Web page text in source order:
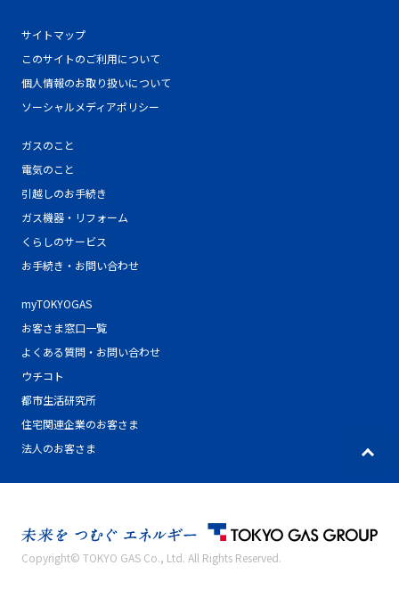
サイトマップ
このサイトのご利用について
個人情報のお取り扱いについて
ソーシャルメディアポリシー
ガスのこと
電気のこと
引越しのお手続き
ガス機器・リフォーム
くらしのサービス
お手続き・お問い合わせ
myTOKYOGAS
お客さま窓口一覧
よくある質問・お問い合わせ
ウチコト
都市生活研究所
住宅関連企業のお客さま
法人のお客さま
プ
Copyright© TOKYO GAS Co., Ltd. All Rights Reserved.